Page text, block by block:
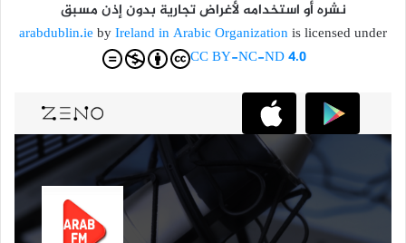
نشره أو استخدامه لأغراض تجارية بدون إذن مسبق
arabdublin.ie byIreland in Arabic Organizationis licensed under
CC BY-NC-ND 4.0